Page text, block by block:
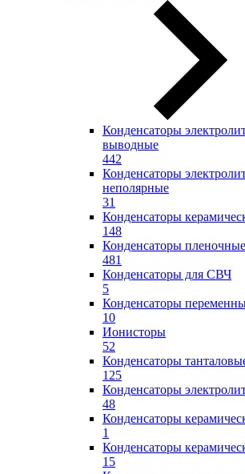
Конденсаторы
выводные
442
Конденсаторы
неполярные
31
Конденсаторы
148
Конденсаторы пленочные
481
Конденсаторы для СВЧ
5
Конденсаторы
10
Ионисторы
52
Конденсаторы
125
Конденсаторы
48
Конденсаторы
1
Конденсаторы
15